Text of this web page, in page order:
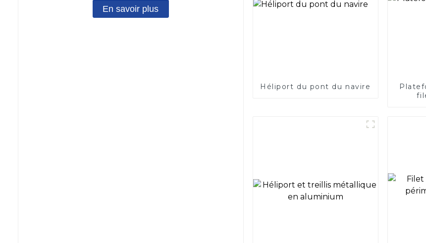
En savoir plus
Héliport du pont du navire